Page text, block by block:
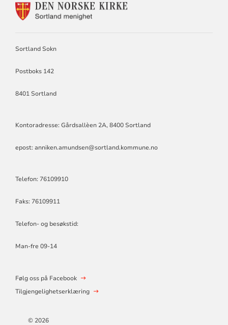
KONTAKTINFORMASJON
Sortland Sokn
Postboks 142
8401 Sortland
Kontoradresse: Gårdsallèen 2A, 8400 Sortland
epost: anniken.amundsen@sortland.kommune.no
Telefon: 76109910
Faks: 76109911
Telefon- og besøkstid:
Man-fre 09-14
Følg oss på Facebook
Tilgjengelighetserklæring
© 2026